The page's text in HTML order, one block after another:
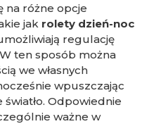
na różne opcje
jakrolety dzień-noc
regulację
ten sposób można
we własnych
wpuszczając
Odpowiednie
ważne w